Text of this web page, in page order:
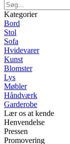
Kategorier
Bord
Stol
Sofa
Hvidevarer
Kunst
Blomster
Lys
Møbler
Håndværk
Garderobe
Lær os at kende
Henvendelse
Pressen
Promovering